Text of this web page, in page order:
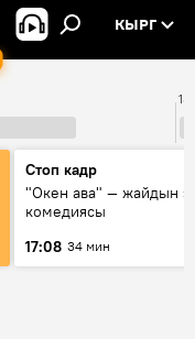
КЫРГ
Стоп кадр
"Окен ава" — жайдын
комедиясы
17:08 34 мин